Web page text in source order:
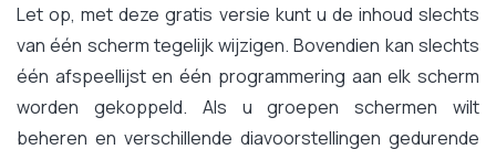
Let op, met deze gratis versie kunt u de inhoud slechts
van één scherm tegelijk wijzigen. Bovendien kan slechts
één afspeellijst en één programmering aan elk scherm
worden gekoppeld. Als u groepen schermen wilt
beheren en verschillende diavoorstellingen gedurende